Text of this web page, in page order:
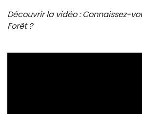
Découvrir la vidéo : Connaissez-
Forêt ?